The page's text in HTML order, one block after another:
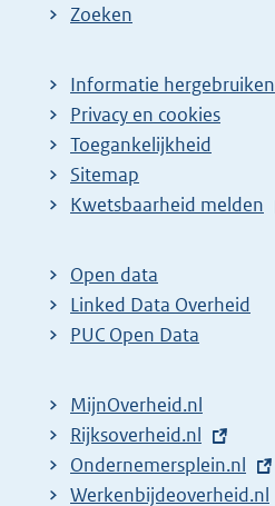
Zoeken
Informatie hergebruiken
Privacy en cookies
Toegankelijkheid
Sitemap
E
t
e
r
l
i
n
Kwetsbaarheid melden
Open data
Linked Data Overheid
PUC Open Data
MijnOverheid.nl
E
x
t
Rijksoverheid.nl
E
x
Ondernemersplein.nl
E
Werkenbijdeoverheid.nl